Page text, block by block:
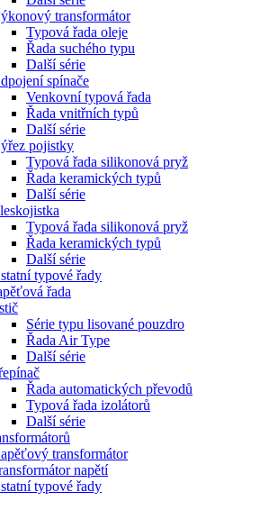
transformátor
Typová řada oleje
Řada suchého typu
Další série
spínače
Venkovní typová řada
Řada vnitřních typů
Další série
pojistky
Typová řada silikonová pryž
Řada keramických typů
Další série
Typová řada silikonová pryž
Řada keramických typů
Další série
typové řady
řada
Série typu lisované pouzdro
Řada Air Type
Další série
Řada automatických převodů
Typová řada izolátorů
Další série
transformátor
napětí
typové řady